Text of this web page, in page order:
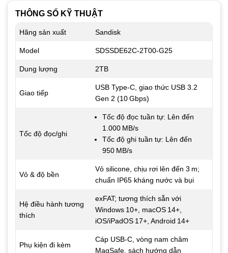
THÔNG SỐ KỸ THUẬT
Hãng sản xuất Sandisk
Model SDSSDE62C-2T00-G25
Dung lượng 2TB
Giao tiếp
USB Type‑C, giao thức USB 3.2
Gen 2 (10 Gbps)
Tốc độ đọc/ghi
Tốc độ đọc tuần tự: Lên đến
1.000 MB/s
Tốc độ ghi tuần tự: Lên đến
950 MB/s
Vỏ & độ bền
Vỏ silicone, chịu rơi lên đến 3 m;
chuẩn IP65 kháng nước và bụi
Hệ điều hành tương
thích
exFAT; tương thích sẵn với
Windows 10+, macOS 14+,
iOS/iPadOS 17+, Android 14+
Phụ kiện đi kèm
Cáp USB‑C, vòng nam châm
MagSafe, sách hướng dẫn